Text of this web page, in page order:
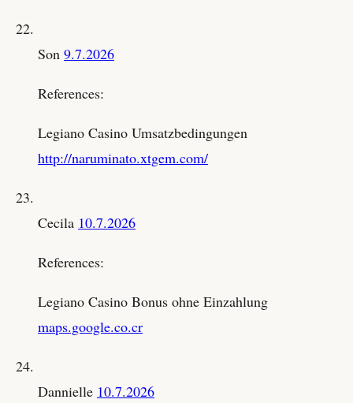
Son 9.7.2026
References:
Legiano Casino Umsatzbedingungen
http://naruminato.xtgem.com/
Cecila 10.7.2026
References:
Legiano Casino Bonus ohne Einzahlung
maps.google.co.cr
Dannielle 10.7.2026